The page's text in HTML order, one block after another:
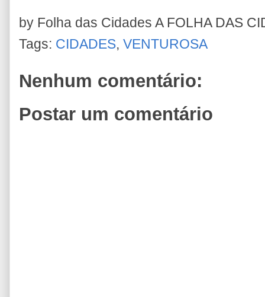
by Folha das Cidades A FOLHA DAS
Tags: CIDADES, VENTUROSA
Nenhum comentário:
Postar um comentário